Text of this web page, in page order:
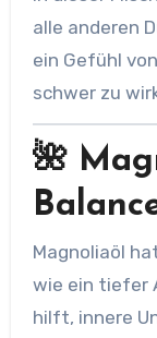
alle anderen
ein Gefühl
schwer zu
🌺
Magnoliaöl
wie ein tiefer
hilft, innere